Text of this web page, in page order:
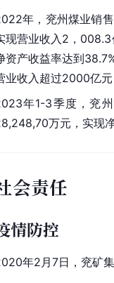
年，兖州煤业销
现营业收入2，
资产收益率达到
业收入超过2000亿
年1-3季度，兖
万元，实现
会责任
情防控
年2月7日， 兖矿